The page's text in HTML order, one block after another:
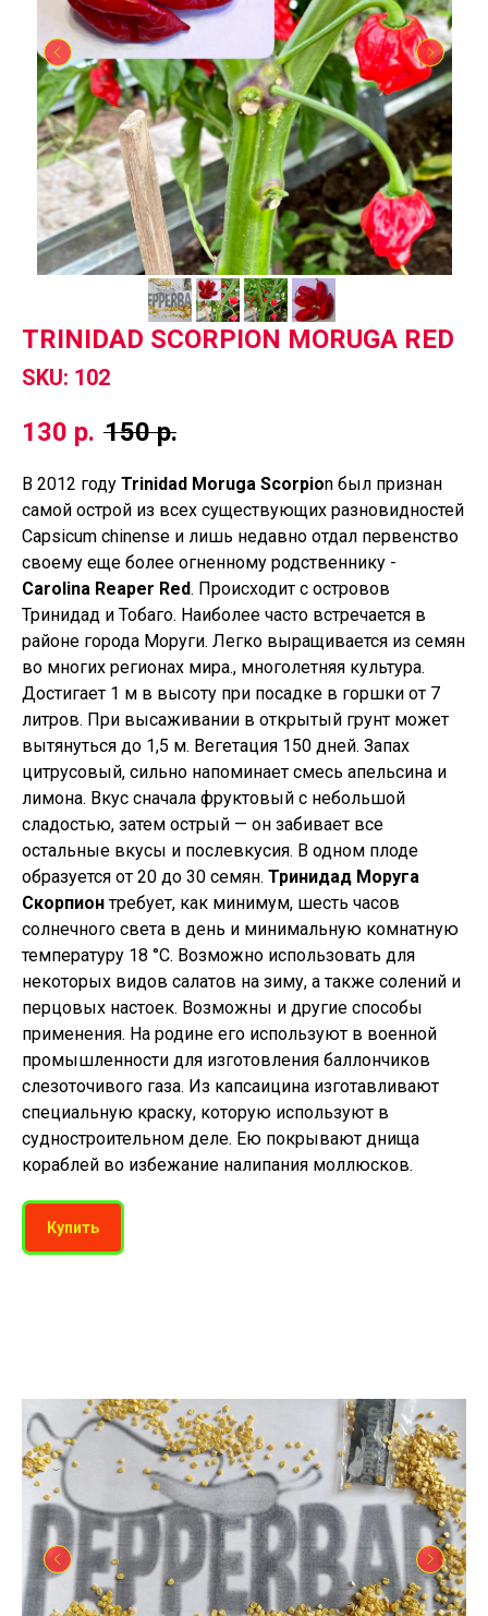
TRINIDAD SCORPION MORUGA RED
SKU: 102
130 р. 150 р.
В 2012 году Trinidad Moruga Scorpion был признан
самой острой из всех существующих разновидностей
Capsicum chinense и лишь недавно отдал первенство
своему еще более огненному родственнику -
Carolina Reaper Red. Происходит с островов
Тринидад и Тобаго. Наиболее часто встречается в
районе города Моруги. Легко выращивается из семян
во многих регионах мира., многолетняя культура.
Достигает 1 м в высоту при посадке в горшки от 7
литров. При высаживании в открытый грунт может
вытянуться до 1,5 м. Вегетация 150 дней. Запах
цитрусовый, сильно напоминает смесь апельсина и
лимона. Вкус сначала фруктовый c небольшой
сладостью, затем острый — он забивает все
остальные вкусы и послевкусия. В одном плоде
образуется от 20 до 30 семян. Тринидад Моруга
Скорпионтребует, как минимум, шесть часов
солнечного света в день и минимальную комнатную
температуру 18 °C. Возможно использовать для
некоторых видов салатов на зиму, а также солений и
перцовых настоек. Возможны и другие способы
применения. На родине его используют в военной
промышленности для изготовления баллончиков
слезоточивого газа. Из капсаицина изготавливают
специальную краску, которую используют в
судностроительном деле. Ею покрывают днища
кораблей во избежание налипания моллюсков.
Купить